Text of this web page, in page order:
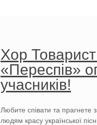
Хор
«Переспів»
учасників!
Любите співати та прагнете
людям красу української